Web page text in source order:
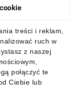
treści i reklam,
ruch w
z naszej
połączyć te
Ciebie lub